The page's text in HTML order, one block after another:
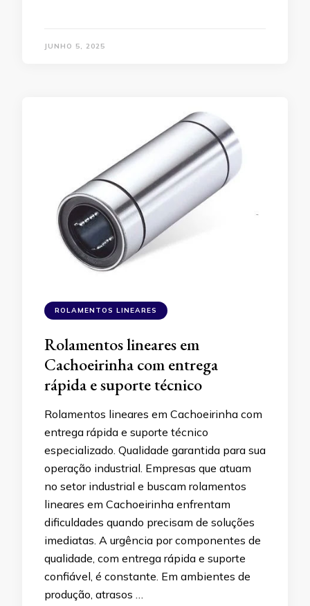
JUNHO 5, 2025
ROLAMENTOS LINEARES
Rolamentos lineares em
Cachoeirinha com entrega
rápida e suporte técnico
Rolamentos lineares em Cachoeirinha com
entrega rápida e suporte técnico
especializado. Qualidade garantida para sua
operação industrial. Empresas que atuam
no setor industrial e buscam rolamentos
lineares em Cachoeirinha enfrentam
dificuldades quando precisam de soluções
imediatas. A urgência por componentes de
qualidade, com entrega rápida e suporte
confiável, é constante. Em ambientes de
produção, atrasos …